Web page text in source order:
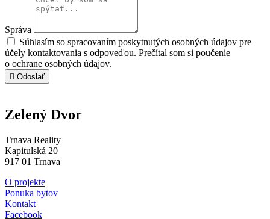
Správa
Súhlasím so spracovaním poskytnutých osobných údajov pre
účely kontaktovania s odpoveďou. Prečítal som si poučenie
o ochrane osobných údajov.
Odoslať
Zelený Dvor
Trnava Reality
Kapitulská 20
917 01 Trnava
O projekte
Ponuka bytov
Kontakt
Facebook